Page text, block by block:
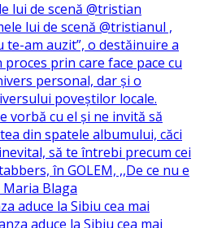
lui de scenă @tristian
aduce la Sibiu cea mai